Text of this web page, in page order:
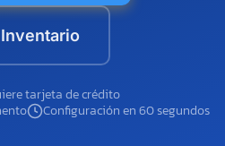
tarjeta de crédito
Configuración en 60 segundos